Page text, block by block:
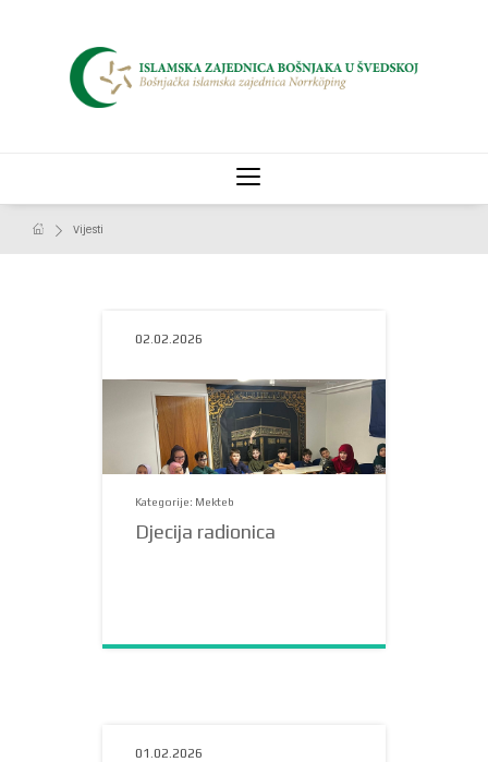
Vijesti
02.02.2026
Kategorije: Mekteb
Djecija radionica
01.02.2026